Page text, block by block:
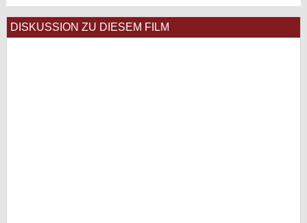
DISKUSSION ZU DIESEM FILM